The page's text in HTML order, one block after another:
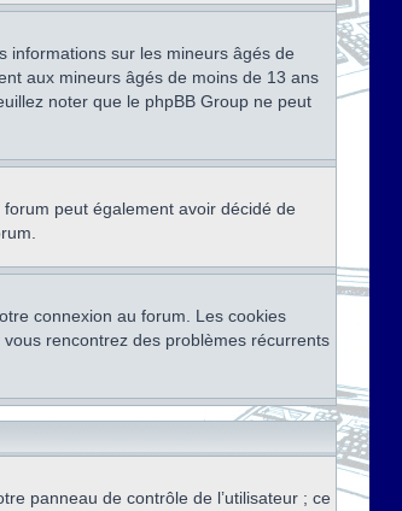
informations sur les mineurs âgés de
aux mineurs âgés de moins de 13 ans
noter que le phpBB Group ne peut
peut également avoir décidé de
connexion au forum. Les cookies
rencontrez des problèmes récurrents
panneau de contrôle de l’utilisateur ; ce